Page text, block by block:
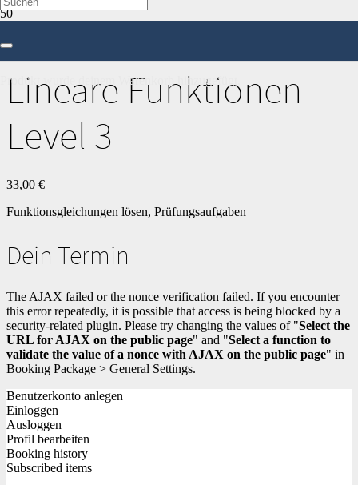
Produkt wurde deinem Warenkorb hinzugefügt.
Lineare Funktionen
Level 3
33,00 €
Funktionsgleichungen lösen, Prüfungsaufgaben
Dein Termin
The AJAX failed or the nonce verification failed. If you encounter
this error repeatedly, it is possible that access is being blocked by a
security-related plugin. Please try changing the values of "Select the
URL for AJAX on the public page" and "Select a function to
validate the value of a nonce with AJAX on the public page" in
Booking Package > General Settings.
Benutzerkonto anlegen
Einloggen
Ausloggen
Profil bearbeiten
Booking history
Subscribed items